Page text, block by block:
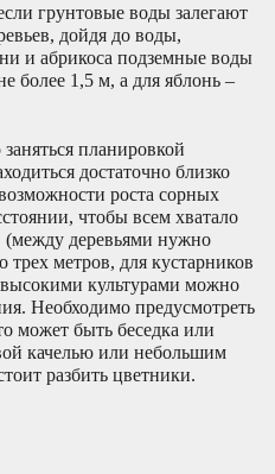
грунтовые воды залегают
дойдя до воды,
и абрикоса подземные воды
более 1,5 м, а для яблонь –
планировкой
достаточно близко
роста сорных
чтобы всем хватало
(между деревьями нужно
трех метров, для кустарников
культурами можно
Необходимо предусмотреть
может быть беседка или
качелью или небольшим
разбить цветники.